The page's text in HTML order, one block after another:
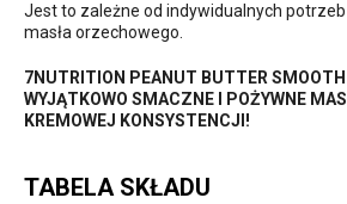
Jest to zależne od indywidualnych
masła orzechowego.
7NUTRITION PEANUT BUTTER
WYJĄTKOWO SMACZNE I POŻYWNE
KREMOWEJ KONSYSTENCJI!
TABELA SKŁADU